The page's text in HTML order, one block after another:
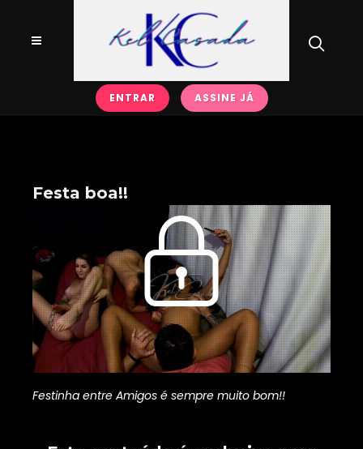
ENTRAR ASSINE JÁ
Festa boa!!
Festinha entre Amigos é sempre muito bom!!